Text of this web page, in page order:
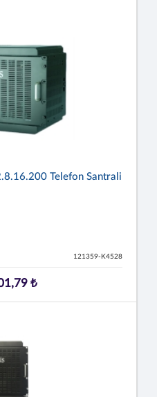
Telefon Santrali
121359-K4528
₺